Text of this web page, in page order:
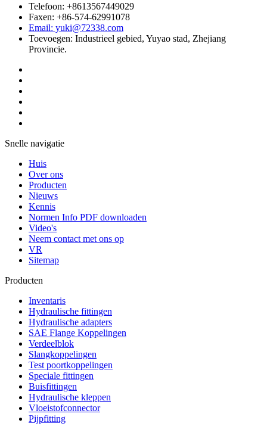
Telefoon: +8613567449029
Faxen: +86-574-62991078
Email: yuki@72338.com
Toevoegen: Industrieel gebied, Yuyao stad, Zhejiang
Provincie.
Snelle navigatie
Huis
Over ons
Producten
Nieuws
Kennis
Normen Info PDF downloaden
Video's
Neem contact met ons op
VR
Sitemap
Producten
Inventaris
Hydraulische fittingen
Hydraulische adapters
SAE Flange Koppelingen
Verdeelblok
Slangkoppelingen
Test poortkoppelingen
Speciale fittingen
Buisfittingen
Hydraulische kleppen
Vloeistofconnector
Pijpfitting